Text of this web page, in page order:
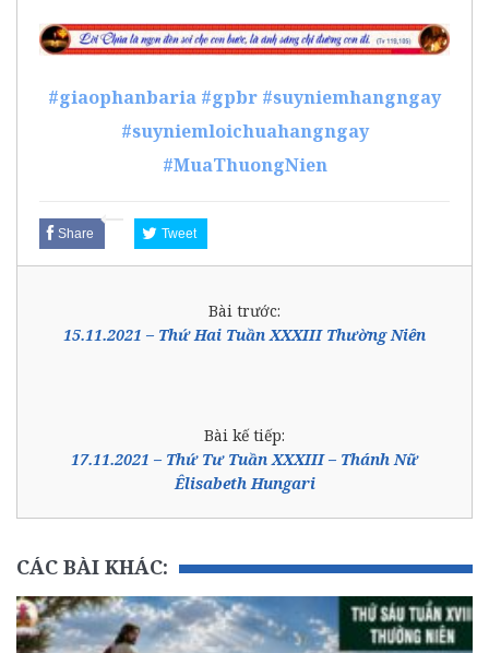
#giaophanbaria #gpbr #suyniemhangngay
#suyniemloichuahangngay
#MuaThuongNien
Share Tweet
Bài trước:
15.11.2021 – Thứ Hai Tuần XXXIII Thường Niên
Bài kế tiếp:
17.11.2021 – Thứ Tư Tuần XXXIII – Thánh Nữ
Êlisabeth Hungari
CÁC BÀI KHÁC: